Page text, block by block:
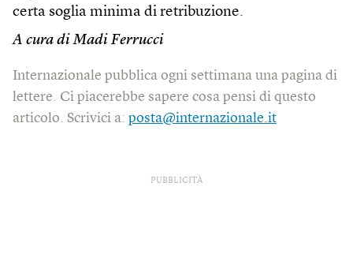
certa soglia minima di retribuzione.
A cura di Madi Ferrucci
Internazionale pubblica ogni settimana una pagina di
lettere. Ci piacerebbe sapere cosa pensi di questo
articolo. Scrivici a: posta@internazionale.it
PUBBLICITÀ